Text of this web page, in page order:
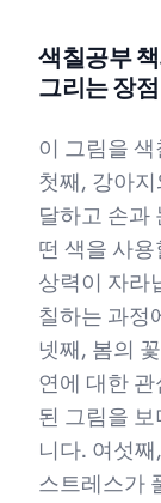
색칠공부
그리는 장점
이 그림을
첫째, 강아
달하고 손과
떤 색을 사
상력이 자라
칠하는 과정
넷째, 봄의
연에 대한
된 그림을
니다. 여섯
스트레스가